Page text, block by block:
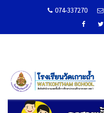
074-337270
Home ผู้บริหาร/หัวหน้างาน